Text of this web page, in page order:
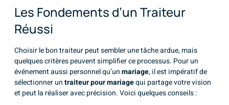
Les Fondements d’un Traiteur
Réussi
Choisir le bon traiteur peut sembler une tâche ardue, mais
quelques critères peuvent simplifier ce processus. Pour un
événement aussi personnel qu’unmariage, il est impératif de
sélectionner untraiteur pour mariagequi partage votre vision
et peut la réaliser avec précision. Voici quelques conseils :